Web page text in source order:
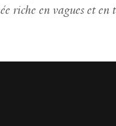
riche en vagues et en